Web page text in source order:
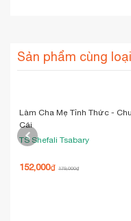
Sản phẩm cùng loại
Làm Cha Mẹ Tỉnh Thức -
Cái
TS Shefali Tsabary
152,000₫ 179,000₫